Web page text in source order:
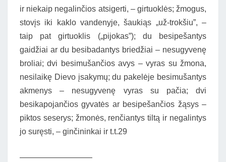
ir niekaip negalinčios atsigerti, – girtuoklės; žmogus,
stovįs iki kaklo vandenyje, šaukiąs „už-trokšiu”, –
taip pat girtuoklis („pijokas”); du besipešantys
gaidžiai ar du besibadantys briedžiai – nesugyvenę
broliai; dvi besimušančios avys – vyras su žmona,
nesilaikę Dievo įsakymų; du pakelėje besimušantys
akmenys – nesugyvenę vyras su pačia; dvi
besikapojančios gyvatės ar besipešančios žąsys –
piktos seserys; žmonės, renčiantys tiltą ir negalintys
jo suręsti, – ginčininkai ir t.t.29
—————————